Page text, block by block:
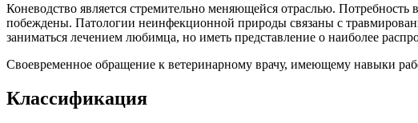
Коневодство является стремительно меняющейся отраслью.
побеждены. Патологии неинфекционной природы связаны с
заниматься лечением любимца, но иметь представление о наиболее
Своевременное обращение к ветеринарному врачу, имеющему навыки
Классификация